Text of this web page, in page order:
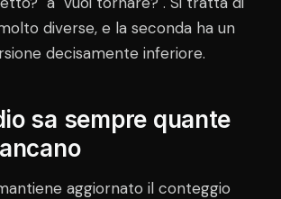
diverse, e la seconda ha un
decisamente inferiore.
sa sempre quante
aggiornato il conteggio